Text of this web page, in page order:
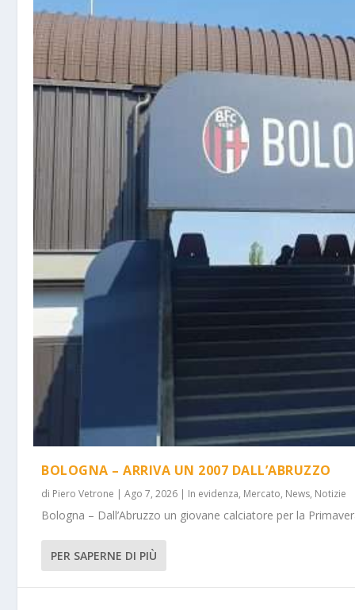
BOLOGNA – ARRIVA UN 2007 DALL’ABRUZZO
di Piero Vetrone |Ago 7, 2026 | In evidenza, Mercato, News, Notizie
Bologna – Dall’Abruzzo un giovane calciatore per la
PER SAPERNE DI PIÙ